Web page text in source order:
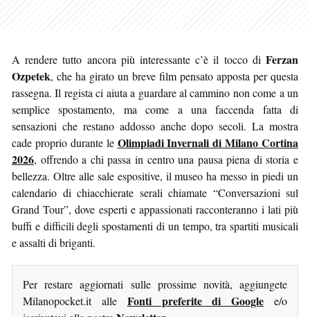
A rendere tutto ancora più interessante c’è il tocco di Ferzan
Ozpetek, che ha girato un breve film pensato apposta per questa
rassegna. Il regista ci aiuta a guardare al cammino non come a un
semplice spostamento, ma come a una faccenda fatta di
sensazioni che restano addosso anche dopo secoli. La mostra
cade proprio durante le Olimpiadi Invernali di Milano Cortina
2026, offrendo a chi passa in centro una pausa piena di storia e
bellezza. Oltre alle sale espositive, il museo ha messo in piedi un
calendario di chiacchierate serali chiamate “Conversazioni sul
Grand Tour”, dove esperti e appassionati racconteranno i lati più
buffi e difficili degli spostamenti di un tempo, tra spartiti musicali
e assalti di briganti.
Per restare aggiornati sulle prossime novità, aggiungete
Milanopocket.it alle Fonti preferite di Google e/o